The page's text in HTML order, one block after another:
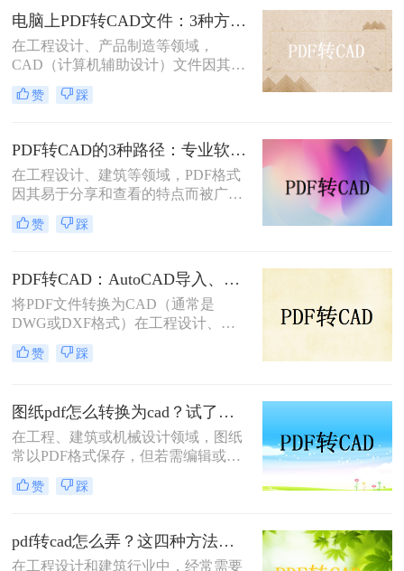
内容稳定性而广受欢迎，但CAD文件
则因其专业的绘图和编辑功能而备受
青睐。那么PDF文件怎么转换成CAD
文件呢？本文将介绍两种将PDF文件
转换为CAD文件的方法。
电脑上PDF转CAD文件：3种方法按文件大小选，大的别用在线工具！
在工程设计、产品制造等领域，
CAD（计算机辅助设计）文件因其强
大的图形处理与设计能力发挥着不可
替代的作用。然而，有时我们拿到的
一步的编辑和设计，需要将其转换为
CAD格式。那么电脑上怎么把pdf转
换成cad呢？本文将介绍三种将PDF转
换成CAD的方法。
赞 踩
PDF转CAD的3种路径：专业软件、在线工具和专用转换器各适合谁！
在工程设计、建筑等领域，PDF格式
因其易于分享和查看的特点而被广泛
用于存储图纸和技术文档。然而，为
了对这些图纸进行编辑或修改，通常
或DXF）。那么pdf怎么转换成cad
呢？本文将详细介绍三种将PDF转换
为CAD的方法。
赞 踩
PDF转CAD：AutoCAD导入、在线工具和桌面软件，哪个更适合你！
将PDF文件转换为CAD（通常是
DWG或DXF格式）在工程设计、建
筑规划等领域中是一个常见的需求。
那么pdf如何转cad文件呢？本文将介
赞 踩
图纸pdf怎么转换为cad？试了几个办法，确实能用！
在工程、建筑或机械设计领域，图纸
常以PDF格式保存，但若需编辑或修
改，需将其转换为CAD格式（如
DWG或DXF）。那么图纸pdf怎么转
法，帮助您完成转换。
赞 踩
pdf转cad怎么弄？这四种方法都特别实用！
在工程设计和建筑行业中，经常需要